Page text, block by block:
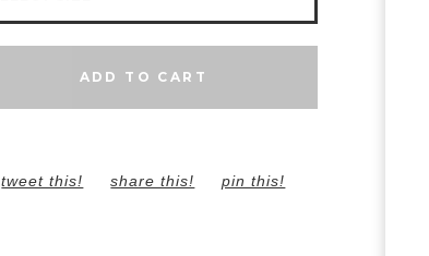
ADD TO CART
tweet this! share this! pin this!